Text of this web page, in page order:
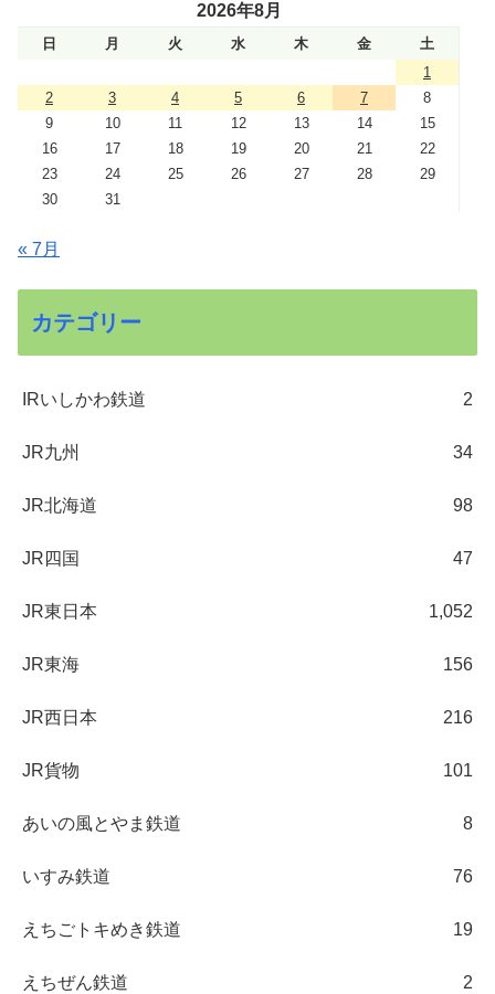
2026年8月
日 月 火 水 木 金
土
1
2
3 4 5 6 7
8
9
10 11 12 13 14
15
16
17 18 19 20 21
22
23
24 25 26 27 28
29
30
31
« 7月
カテゴリー
IRいしかわ鉄道 2
JR九州 34
JR北海道 98
JR四国 47
JR東日本 1,052
JR東海 156
JR西日本 216
JR貨物 101
あいの風とやま鉄道 8
いすみ鉄道 76
えちごトキめき鉄道 19
えちぜん鉄道 2